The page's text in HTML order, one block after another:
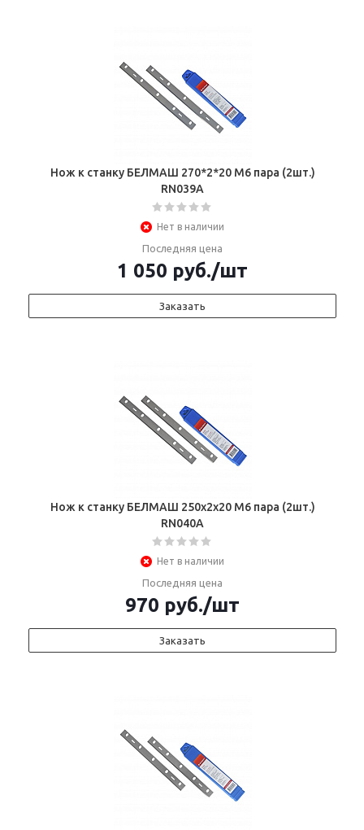
Нож к станку БЕЛМАШ 270*2*20 М6 пара (2шт.)
RN039A
Нет в наличии
Последняя цена
1 050 руб./шт
Заказать
Нож к станку БЕЛМАШ 250х2х20 М6 пара (2шт.)
RN040A
Нет в наличии
Последняя цена
970 руб./шт
Заказать